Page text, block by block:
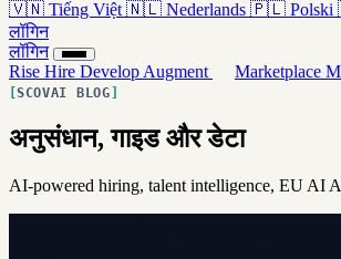
🇻🇳 Tiếng Việt 🇳🇱 Nederlands 🇵🇱 Polski
लॉगिन
लॉगिन
Rise Hire Develop Augment Marketplace
SCOVAI BLOG
अनुसंधान, गाइड और डेटा
AI-powered hiring, talent intelligence, EU AI